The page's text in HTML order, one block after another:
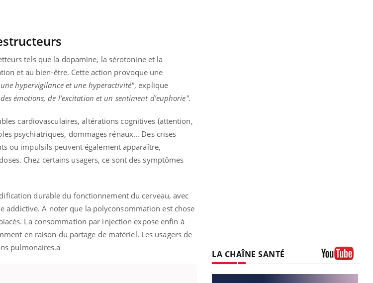
tels que la dopamine, la sérotonine et la
et au bien-être. Cette action provoque une
hypervigilance et une hyperactivité", explique
émotions, de l’excitation et un sentiment d’euphorie".
cardiovasculaires, altérations cognitives (attention,
psychiatriques, dommages rénaux... Des crises
ou impulsifs peuvent également apparaître,
Chez certains usagers, ce sont des symptômes
durable du fonctionnement du cerveau, avec
addictive. A noter que la polyconsommation est chose
La consommation par injection expose enfin à
en raison du partage de matériel. Les usagers de
pulmonaires.a
LA CHAÎNE SANTÉ